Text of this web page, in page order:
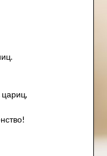
цариц,